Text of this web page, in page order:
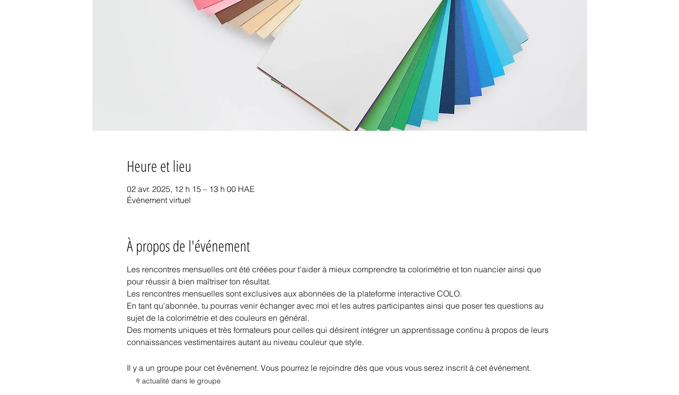
Heure et lieu
02 avr. 2025, 12 h 15 – 13 h 00 HAE
Événement virtuel
À propos de l'événement
Les rencontres mensuelles ont été créées pour t'aider à mieux comprendre ta colorimétrie et ton nuancier ainsi que
pour réussir à bien maîtriser ton résultat.
Les rencontres mensuelles sont exclusives aux abonnées de la plateforme interactive COLO.
En tant qu'abonnée, tu pourras venir échanger avec moi et les autres participantes ainsi que poser tes questions au
sujet de la colorimétrie et des couleurs en général.
Des moments uniques et très formateurs pour celles qui désirent intégrer un apprentissage continu à propos de leurs
connaissances vestimentaires autant au niveau couleur que style.
Il y a un groupe pour cet événement. Vous pourrez le rejoindre dès que vous vous serez inscrit à cet événement.
1 actualité dans le groupe